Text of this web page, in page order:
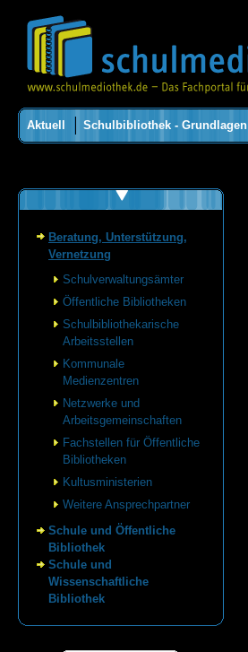
Aktuell Schulbibliothek - Grundlagen
Beratung, Unterstützung,
Vernetzung
Schulverwaltungsämter
Öffentliche Bibliotheken
Schulbibliothekarische
Arbeitsstellen
Kommunale
Medienzentren
Netzwerke und
Arbeitsgemeinschaften
Fachstellen für Öffentliche
Bibliotheken
Kultusministerien
Weitere Ansprechpartner
Schule und Öffentliche
Bibliothek
Schule und
Wissenschaftliche
Bibliothek